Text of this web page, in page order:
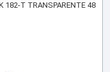
182-T TRANSPARENTE 48